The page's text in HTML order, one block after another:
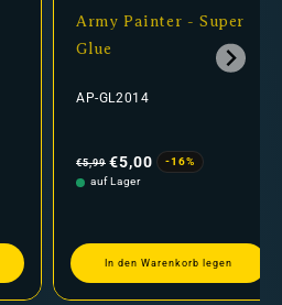
Army Painter - Super
Glue
AP-GL2014
Preis
€5,99 €5,00
-16%
auf Lager
In den Warenkorb legen